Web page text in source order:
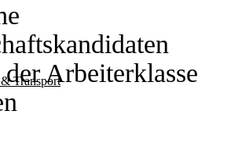
TransportArbeiterklasse